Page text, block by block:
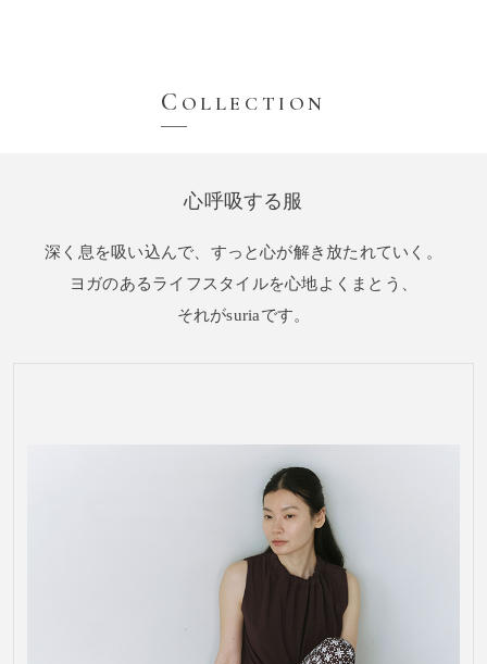
C OLLECTION
心呼吸する服
深く息を吸い込んで、すっと心が解き放たれていく。
ヨガのあるライフスタイルを心地よくまとう、
それがsuriaです。